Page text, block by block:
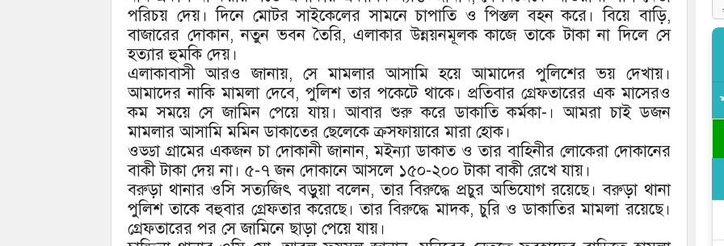
পরিচয় দেয়। দিনে মোটর সাইকেলের সামনে চাপাতি ও পিস্তল বহন করে। বিয়ে বাড়ি,
বাজারের দোকান, নতুন ভবন তৈরি, এলাকার উন্নয়নমূলক কাজে তাকে টাকা না দিলে সে
হত্যার হুমকি দেয়।
এলাকাবাসী আরও জানায়, সে মামলার আসামি হয়ে আমাদের পুলিশের ভয় দেখায়।
আমাদের নাকি মামলা দেবে, পুলিশ তার পকেটে থাকে। প্রতিবার গ্রেফতারের এক মাসেরও
কম সময়ে সে জামিন পেয়ে যায়। আবার শুরু করে ডাকাতি কর্মকা-। আমরা চাই ডজন
মামলার আসামি মমিন ডাকাতের ছেলেকে ক্রসফায়ারে মারা হোক।
ওড্ডা গ্রামের একজন চা দোকানী জানান, মইন্যা ডাকাত ও তার বাহিনীর লোকেরা দোকানের
বাকী টাকা দেয় না। ৫-৭ জন দোকানে আসলে ১৫০-২০০ টাকা বাকী রেখে যায়।
বরুড়া থানার ওসি সত্যজিৎ বড়ুয়া বলেন, তার বিরুদ্ধে প্রচুর অভিযোগ রয়েছে। বরুড়া থানা
পুলিশ তাকে বহুবার গ্রেফতার করেছে। তার বিরুদ্ধে মাদক, চুরি ও ডাকাতির মামলা রয়েছে।
গ্রেফতারের পর সে জামিনে ছাড়া পেয়ে যায়।